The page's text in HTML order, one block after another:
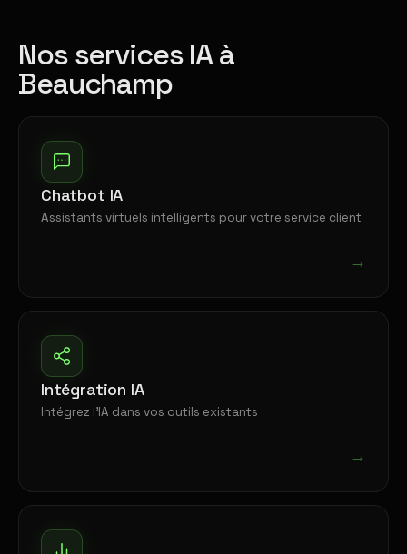
Nos services IA à
Beauchamp
Chatbot IA
Assistants virtuels intelligents pour votre service client
→
Intégration IA
Intégrez l'IA dans vos outils existants
→